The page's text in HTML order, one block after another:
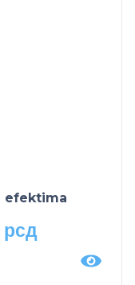
efektima
рсд